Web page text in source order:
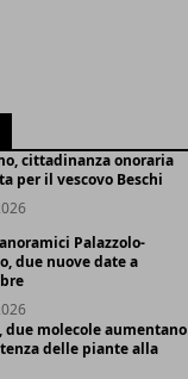
cittadinanza onoraria
per il vescovo Beschi
Palazzolo-
due nuove date a
due molecole aumentano
delle piante alla